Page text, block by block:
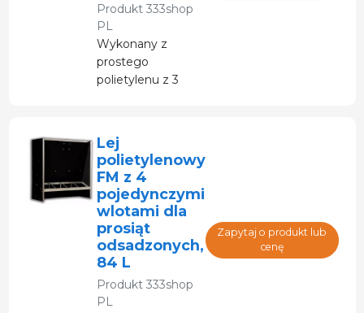
Produkt 333shop
PL
Wykonany z
prostego
polietylenu z 3
Lej
polietylenowy
FM z 4
pojedynczymi
wlotami dla
prosiąt
odsadzonych,
84 L
Produkt 333shop
PL
Zapytaj o produkt lub
cenę